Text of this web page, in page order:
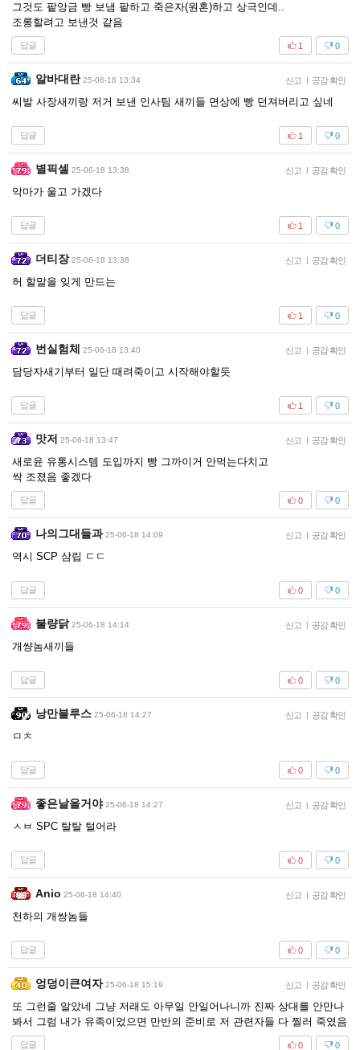
그것도 팥앙금 빵 보냄 팥하고 죽은자(원혼)하고 상극인데..
조롱할려고 보낸것 같음
답글 0
1
알바대란 25-06-18 13:34 신고 | 공감 확인
씨발 사장새끼랑 저거 보낸 인사팀 새끼들 면상에 빵 던져버리고 싶네
답글 0
1
별픽셀 25-06-18 13:38 신고 | 공감 확인
악마가 울고 가겠다
답글 0
1
더티장 25-06-18 13:38 신고 | 공감 확인
허 할말을 잊게 만드는
답글 0
1
번실험체 25-06-18 13:40 신고 | 공감 확인
담당자새기부터 일단 때려죽이고 시작해야할듯
답글 0
1
맛저 25-06-18 13:47 신고 | 공감 확인
새로윤 유통시스템 도입까지 빵 그까이거 안먹는다치고
싹 조졌음 좋겠다
답글 0
0
나의그대들과 25-06-18 14:09 신고 | 공감 확인
역시 SCP 삼립 ㄷㄷ
답글 0
0
불량닭 25-06-18 14:14 신고 | 공감 확인
개썅놈새끼들
답글 0
0
낭만블루스 25-06-18 14:27 신고 | 공감 확인
ㅁㅊ
답글 0
0
좋은날올거야 25-06-18 14:27 신고 | 공감 확인
ㅅㅂ SPC 탈탈 털어라
답글 0
0
Anio 25-06-18 14:40 신고 | 공감 확인
천하의 개쌍놈들
답글 0
0
엉덩이큰여자 25-06-18 15:19 신고 | 공감 확인
또 그런줄 알았네 그냥 저래도 아무일 안일어나니까 진짜 상대를 안만나
봐서 그럼 내가 유족이었으면 만반의 준비로 저 관련자들 다 찔러 죽였음
답글 0
0